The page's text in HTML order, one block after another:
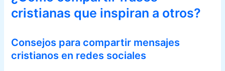
cristianas que inspiran a otros?
Consejos para compartir mensajes
cristianos en redes sociales